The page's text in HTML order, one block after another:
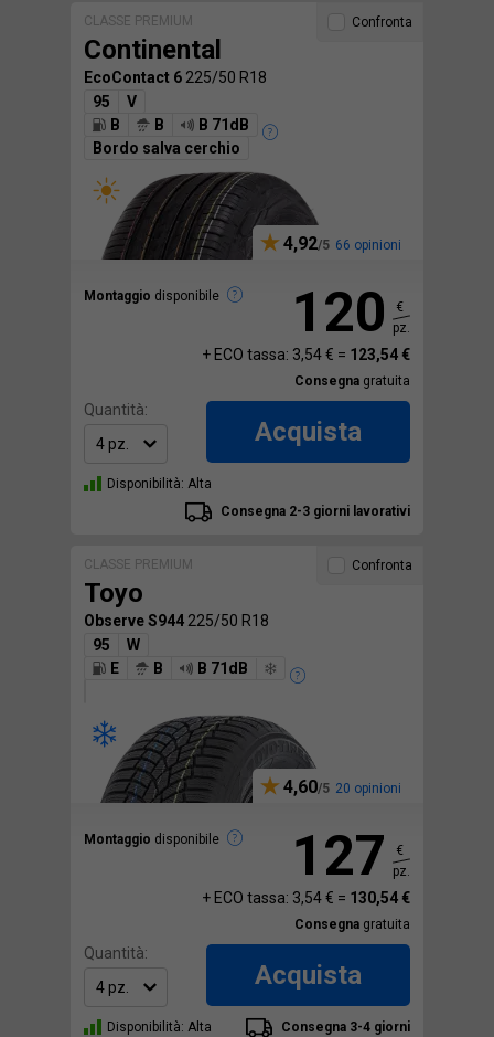
CLASSE PREMIUM
Continental
EcoContact 6 225/50 R18
95
V
B
B
B 71dB
Bordo salva cerchio
4,92 66 opinioni
Montaggio disponibile
Confronta
120
€
pz.
+ ECO tassa: 3,54 € = 123,54 €
Consegna gratuita
Quantità:
Acquista
Disponibilità: Alta
Consegna 2-3 giorni lavorativi
CLASSE PREMIUM
Toyo
Observe S944 225/50 R18
95
W
E
B B 71dB
4,60 20 opinioni
Montaggio disponibile
Confronta
127
€
pz.
+ ECO tassa: 3,54 € = 130,54 €
Consegna gratuita
Quantità:
Acquista
Disponibilità: Alta Consegna 3-4 giorni